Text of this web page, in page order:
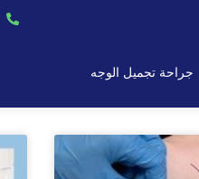
جراحة تجميل الوجه